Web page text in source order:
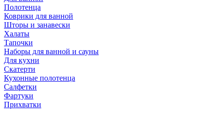
Полотенца
Коврики для ванной
Шторы и занавески
Халаты
Тапочки
Наборы для ванной и сауны
Для кухни
Скатерти
Кухонные полотенца
Салфетки
Фартуки
Прихватки